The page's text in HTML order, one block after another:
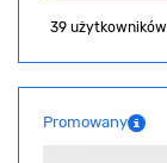
39
Promowany